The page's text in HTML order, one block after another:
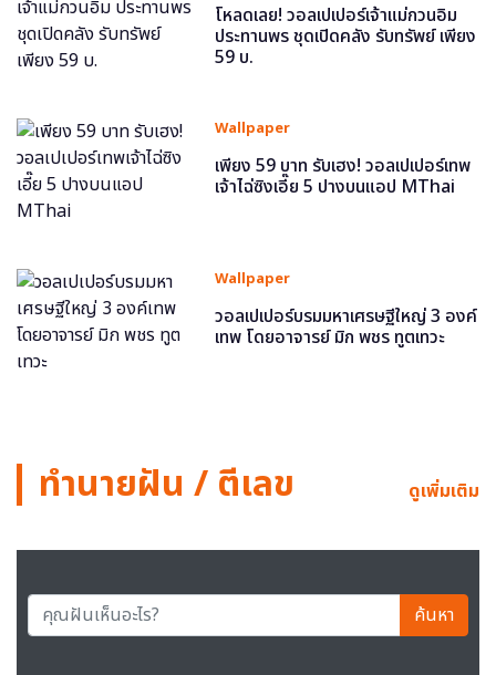
โหลดเลย! วอลเปเปอร์เจ้าแม่กวนอิม
ประทานพร ชุดเปิดคลัง รับทรัพย์ เพียง
59 บ.
Wallpaper
เพียง 59 บาท รับเฮง! วอลเปเปอร์เทพ
เจ้าไฉ่ซิงเอี๊ย 5 ปางบนแอป MThai
Wallpaper
วอลเปเปอร์บรมมหาเศรษฐีใหญ่ 3 องค์
เทพ โดยอาจารย์ มิก พชร ทูตเทวะ
ทำนายฝัน / ตีเลข ดูเพิ่มเติม
ค้นหา